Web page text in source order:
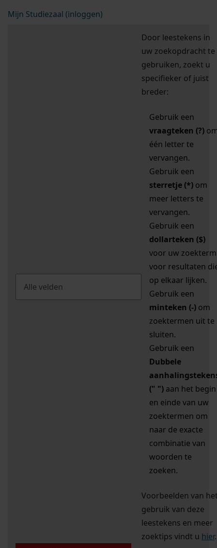
Mijn Studiezaal (inloggen)
Door leestekens in
uw zoekopdracht te
gebruiken, zoekt u
specifieker of juist
breder:
Gebruik een
vraagteken (?)
één letter te
vervangen.
Gebruik een
sterretje (*) om
meer letters te
vervangen.
Gebruik een
dollarteken ($)
voor uw zoekterm
voor resultaten
op elkaar lijken.
Gebruik een
minteken (-) om
zoektermen uit te
sluiten.
Gebruik een
Dubbele
(" ") aan het begin
en einde van uw
zoektermen om
naar de exacte
combinatie van
woorden te
zoeken.
Voorbeelden van
gebruik van deze
leestekens en meer
zoektips vindt u hier.